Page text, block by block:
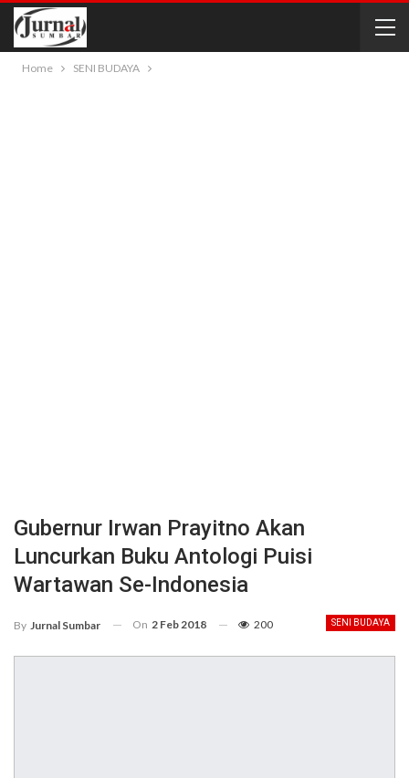
Home SENI BUDAYA
Gubernur Irwan Prayitno Akan
Luncurkan Buku Antologi Puisi
Wartawan Se-Indonesia
SENI BUDAYA
By Jurnal Sumbar On 2 Feb 2018 200